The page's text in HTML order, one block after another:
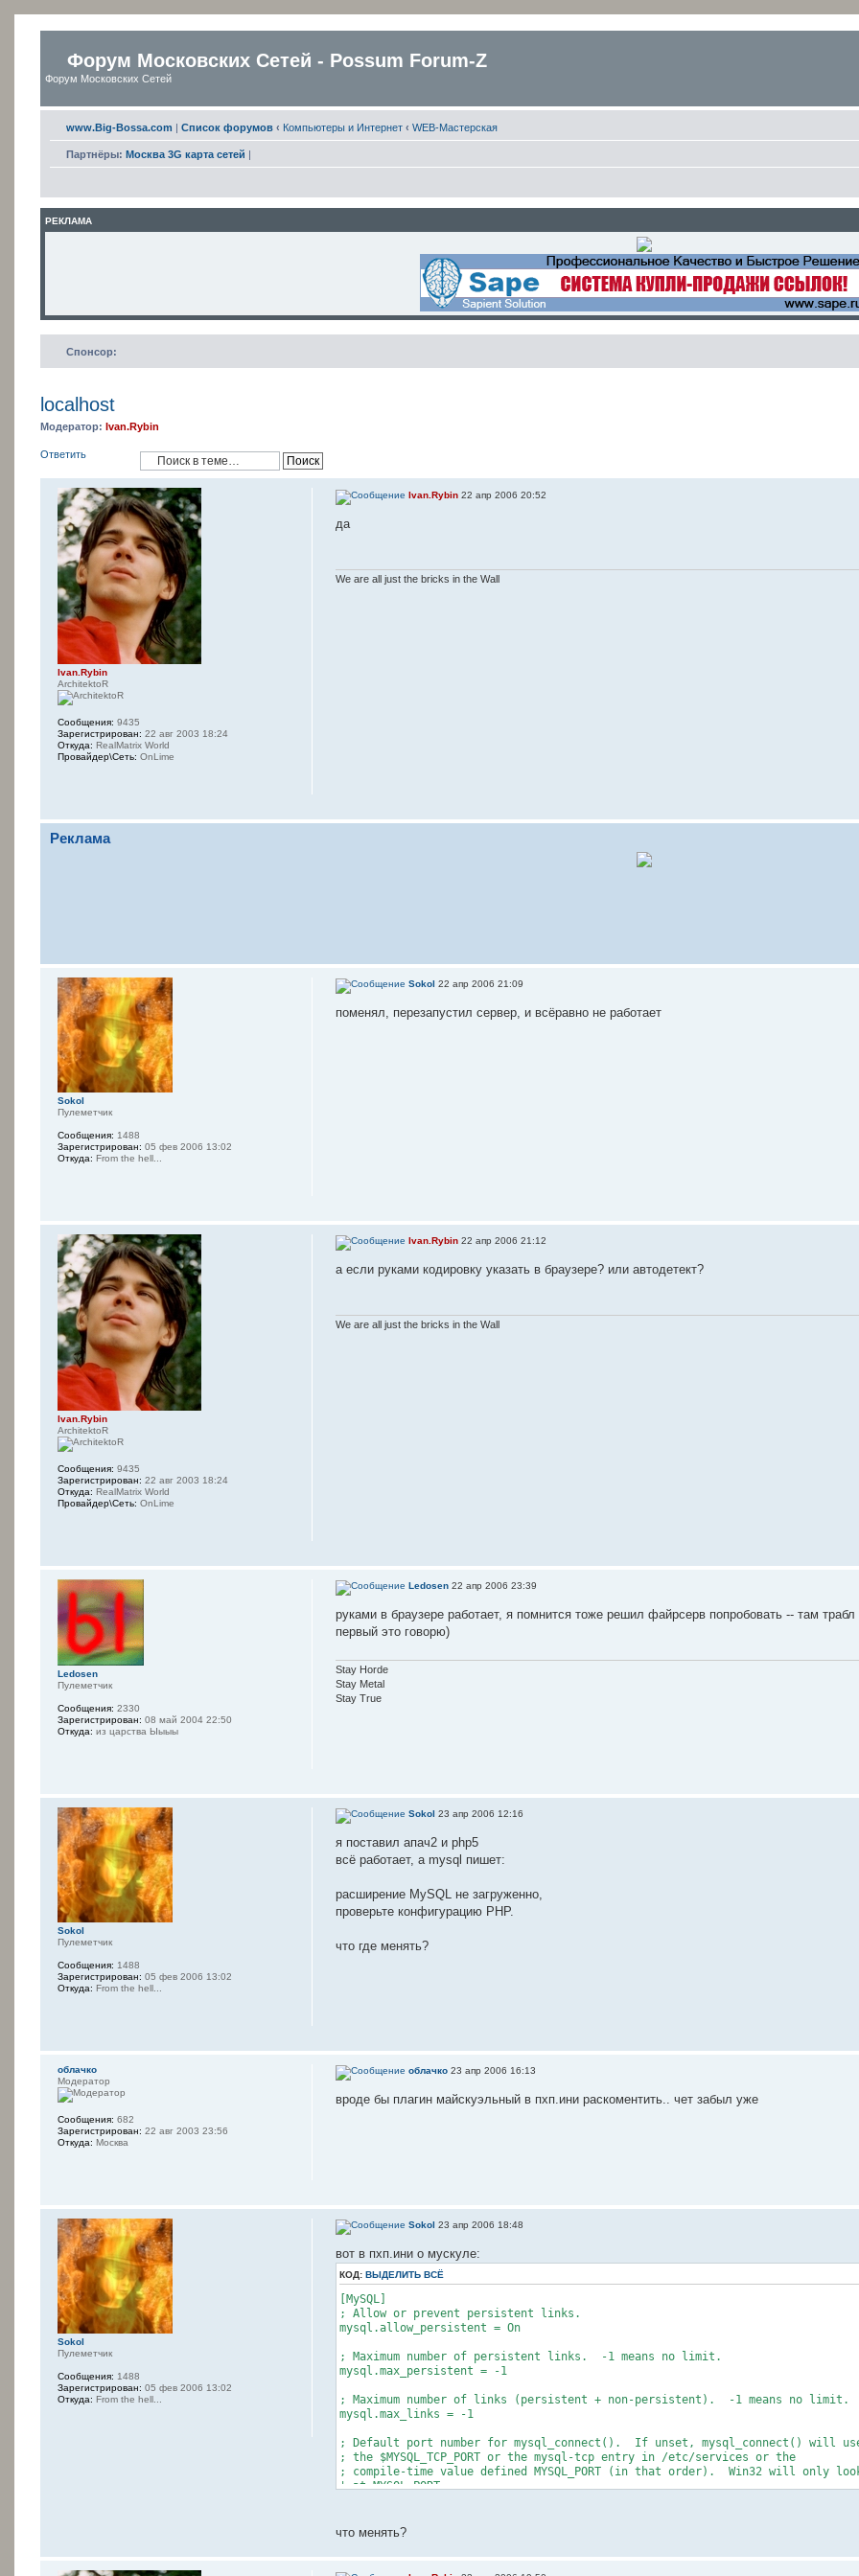
Форум Московских Сетей - Possum Forum-Z
Форум Московских Сетей
www.Big-Bossa.com | Список форумов ‹ Компьютеры и Интернет ‹ WEB-Мастерская
Партнёры: Москва 3G карта сетей |
РЕКЛАМА
Спонсор:
localhost
Модератор: Ivan.Rybin
Ответить
Ivan.Rybin22 апр 2006 20:52
да
We are all just the bricks in the Wall
Ivan.Rybin
ArchitektoR
Сообщения: 9435
Зарегистрирован: 22 авг 2003 18:24
Откуда: RealMatrix World
Провайдер\Сеть: OnLime
Реклама
Sokol 22 апр 2006 21:09
поменял, перезапустил сервер, и всёравно не работает
Sokol
Пулеметчик
Сообщения: 1488
Зарегистрирован: 05 фев 2006 13:02
Откуда: From the hell...
Ivan.Rybin22 апр 2006 21:12
а если руками кодировку указать в браузере? или автодетект?
We are all just the bricks in the Wall
Ivan.Rybin
ArchitektoR
Сообщения: 9435
Зарегистрирован: 22 авг 2003 18:24
Откуда: RealMatrix World
Провайдер\Сеть: OnLime
Ledosen22 апр 2006 23:39
руками в браузере работает, я помнится тоже решил файрсерв попробовать -- там
первый это говорю)
Stay Horde
Stay Metal
Stay True
Ledosen
Пулеметчик
Сообщения: 2330
Зарегистрирован: 08 май 2004 22:50
Откуда: из царства Ыыыы
Sokol 23 апр 2006 12:16
я поставил апач2 и php5
всё работает, а mysql пишет:
расширение MySQL не загруженно,
проверьте конфигурацию PHP.
что где менять?
Sokol
Пулеметчик
Сообщения: 1488
Зарегистрирован: 05 фев 2006 13:02
Откуда: From the hell...
oблачко23 апр 2006 16:13
вроде бы плагин майскуэльный в пхп.ини раскоментить.. чет забыл уже
oблачко
Модератор
Сообщения: 682
Зарегистрирован: 22 авг 2003 23:56
Откуда: Москва
Sokol 23 апр 2006 18:48
вот в пхп.ини о мускуле:
КОД: ВЫДЕЛИТЬ ВСЁ
[MySQL]
; Allow or prevent persistent links.
mysql.allow_persistent = On
; Maximum number of persistent links. -1 means no limit.
mysql.max_persistent = -1
; Maximum number of links (persistent + non-persistent). -1 means no limit.
mysql.max_links = -1
; Default port number for mysql_connect(). If unset, mysql_connect() will
; the $MYSQL_TCP_PORT or the mysql-tcp entry in /etc/services or the
; compile-time value defined MYSQL_PORT (in that order). Win32 will only
' at MYSQL_PORT.
; Default socket name for local MySQL connects. If empty, uses the built-in
mysql.default_socket =
что менять?
Sokol
Пулеметчик
Сообщения: 1488
Зарегистрирован: 05 фев 2006 13:02
Откуда: From the hell...